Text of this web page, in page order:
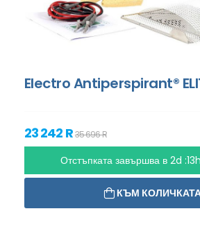
Electro Antiperspirant®
23 242 R35 696 R
Отстъпката завършва в 2d
КЪМ